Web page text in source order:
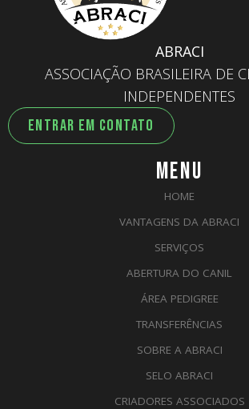
ABRACI
ASSOCIAÇÃO BRASILEIRA DE
INDEPENDENTES
ENTRAR EM CONTATO
MENU
HOME
VANTAGENS DA ABRACI
SERVIÇOS
ABERTURA DO CANIL
ÁREA PEDIGREE
TRANSFERÊNCIAS
SOBRE A ABRACI
SELO ABRACI
CRIADORES ASSOCIADOS